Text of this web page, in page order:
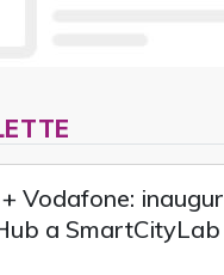
Vodafone:
a SmartCityLab